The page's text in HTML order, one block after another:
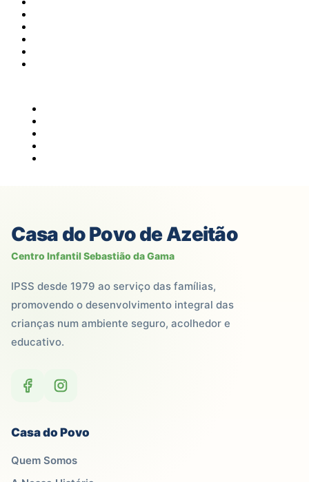
Casa do Povo de Azeitão
Centro Infantil Sebastião da Gama
IPSS desde 1979 ao serviço das famílias,
promovendo o desenvolvimento integral das
crianças num ambiente seguro, acolhedor e
educativo.
Casa do Povo
Quem Somos